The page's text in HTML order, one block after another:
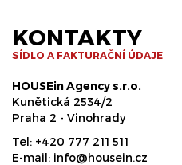
KONTAKTY
SÍDLO A FAKTURAČNÍ ÚDAJE
HOUSEin Agency s.r.o.
Kunětická 2534/2
Praha 2 - Vinohrady
Tel: +420 777 211 511
E-mail: info@housein.cz